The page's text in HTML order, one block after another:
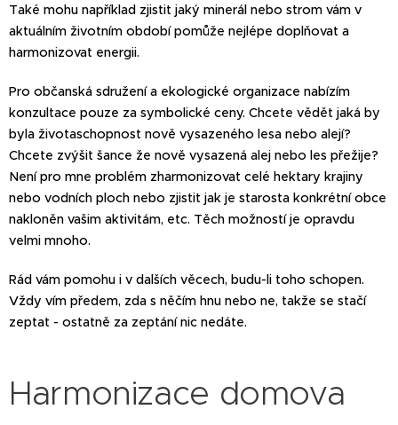
Také mohu například zjistit jaký minerál nebo strom vám v
aktuálním životním období pomůže nejlépe doplňovat a
harmonizovat energii.
Pro občanská sdružení a ekologické organizace nabízím
konzultace pouze za symbolické ceny. Chcete vědět jaká by
byla životaschopnost nově vysazeného lesa nebo alejí?
Chcete zvýšit šance že nově vysazená alej nebo les přežije?
Není pro mne problém zharmonizovat celé hektary krajiny
nebo vodních ploch nebo zjistit jak je starosta konkrétní obce
nakloněn vašim aktivitám, etc. Těch možností je opravdu
velmi mnoho.
Rád vám pomohu i v dalších věcech, budu-li toho schopen.
Vždy vím předem, zda s něčím hnu nebo ne, takže se stačí
zeptat - ostatně za zeptání nic nedáte.
Harmonizace domova